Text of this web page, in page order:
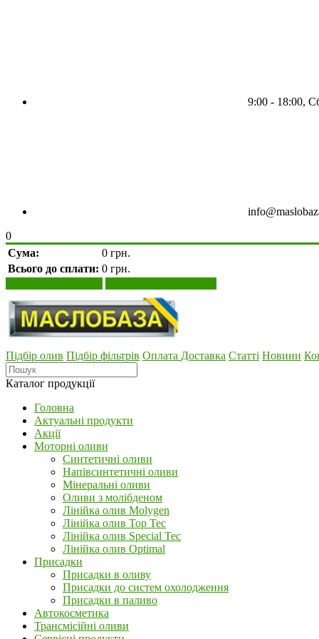
9:00 - 18:00,
0
Сума:
0 грн.
Всього до сплати: 0 грн.
Підбір олив Підбір фільтрів Оплата Доставка Статті Новини
Каталог продукції
Головна
Актуальні продукти
Акції
Моторні оливи
Синтетичні оливи
Напівсинтетичні оливи
Мінеральні оливи
Оливи з молібденом
Лінійка олив Molygen
Лінійка олив Top Tec
Лінійка олив Special Tec
Лінійка олив Optimal
Присадки
Присадки в оливу
Присадки до систем охолодження
Присадки в паливо
Автокосметика
Трансмісійні оливи